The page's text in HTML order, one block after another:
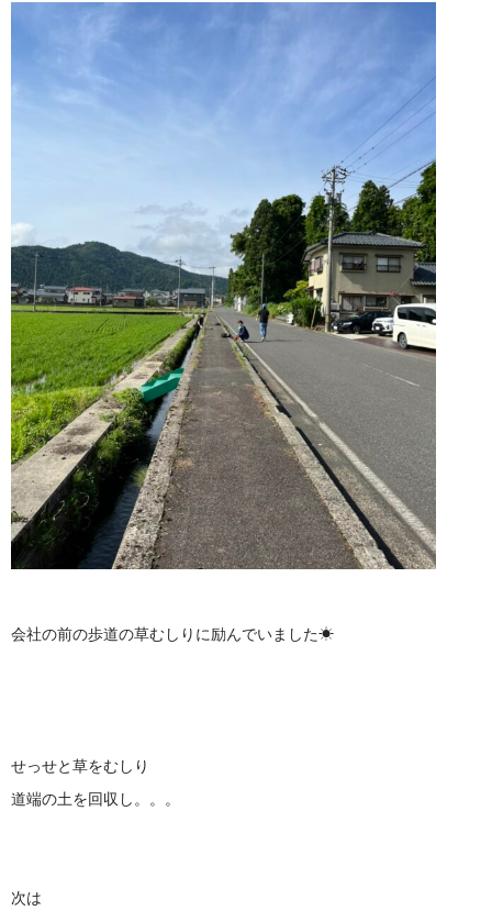
会社の前の歩道の草むしりに励んでいました☀
せっせと草をむしり
道端の土を回収し。。。
次は